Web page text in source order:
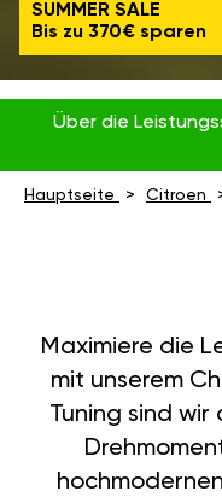
SUMMER SALE
Bis zu 370€ sparen
Über die
Hauptseite Citroen
Maximiere die
mit unserem
Tuning sind wir